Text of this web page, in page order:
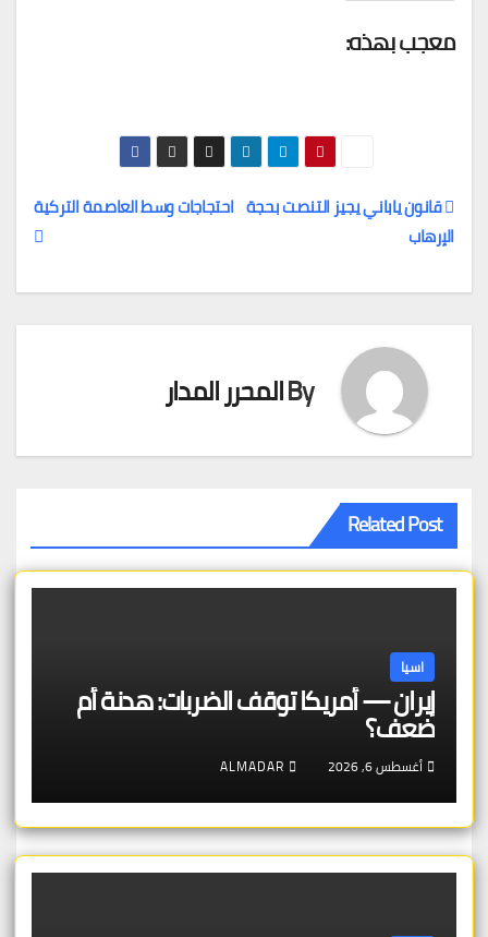
معجب بهذه:
تصفّح
المقالات
احتجاجات وسط العاصمة التركية قانون ياباني يجيز التنصت بحجة
الإرهاب
Byالمحرر المدار
Related Post
اسيا
إيران — أمريكا توقف الضربات: هدنة أم
ضعف؟
أغسطس 6, 2026 ALMADAR